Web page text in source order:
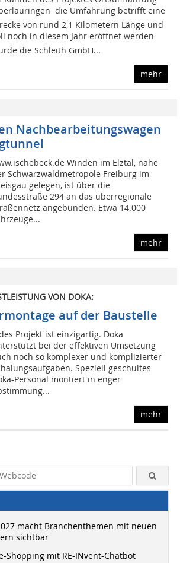
 die Umfahrung betrifft eine
von rund 2,1 Kilometern Länge und
noch in diesem Jahr eröffnet werden 
die Schleith GmbH...
mehr
Nachbearbeitungswagen
Winden im Elztal, nahe
Schwarzwaldmetropole Freiburg im
gelegen, ist über die
294 an das überregionale
angebunden. Etwa 14.000
mehr
VON DOKA:
auf der Baustelle
Projekt ist einzigartig. Doka
bei der effektiven Umsetzung
noch so komplexer und komplizierter
Speziell geschultes
Personal montiert in enger
mehr
macht Branchenthemen mit neuen
sichtbar
Shopping mit RE-INvent-Chatbot